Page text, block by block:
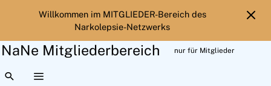
Willkommen im MITGLIEDER-Bereich des
Narkolepsie-Netzwerks
NaNe Mitgliederbereich nur für Mitglieder
TOGGLE SEARCH INTERFACE
TOGGLE EXTENDED NAVIGATION